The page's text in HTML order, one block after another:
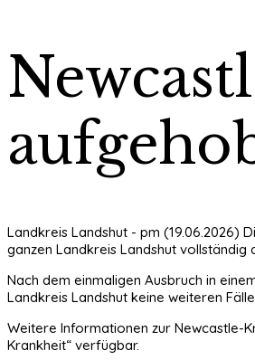
Landkreis Landshut - pm (19.06.2026)
ganzen Landkreis Landshut vollständig
Nach dem einmaligen Ausbruch in
Landkreis Landshut keine weiteren
Weitere Informationen zur Newcastle-
Krankheit“ verfügbar.